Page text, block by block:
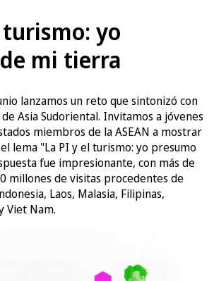
yo
mi tierra
lanzamos un reto que sintonizó con
Asia Sudoriental. Invitamos a jóvenes
miembros de la ASEAN a mostrar
lema "La PI y el turismo: yo presumo
fue impresionante, con más de
millones de visitas procedentes de
Laos, Malasia, Filipinas,
Viet Nam.